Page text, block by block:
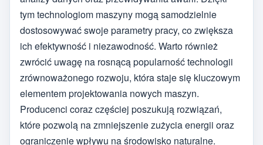
tym technologiom maszyny mogą samodzielnie
dostosowywać swoje parametry pracy, co zwiększa
ich efektywność i niezawodność. Warto również
zwrócić uwagę na rosnącą popularność technologii
zrównoważonego rozwoju, która staje się kluczowym
elementem projektowania nowych maszyn.
Producenci coraz częściej poszukują rozwiązań,
które pozwolą na zmniejszenie zużycia energii oraz
ograniczenie wpływu na środowisko naturalne.